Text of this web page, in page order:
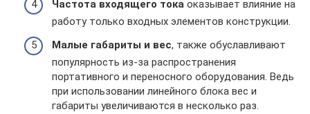
Частота входящего тока оказывает влияние на
работу только входных элементов конструкции.
Малые габариты и вес, также обуславливают
популярность из-за распространения
портативного и переносного оборудования. Ведь
при использовании линейного блока вес и
габариты увеличиваются в несколько раз.